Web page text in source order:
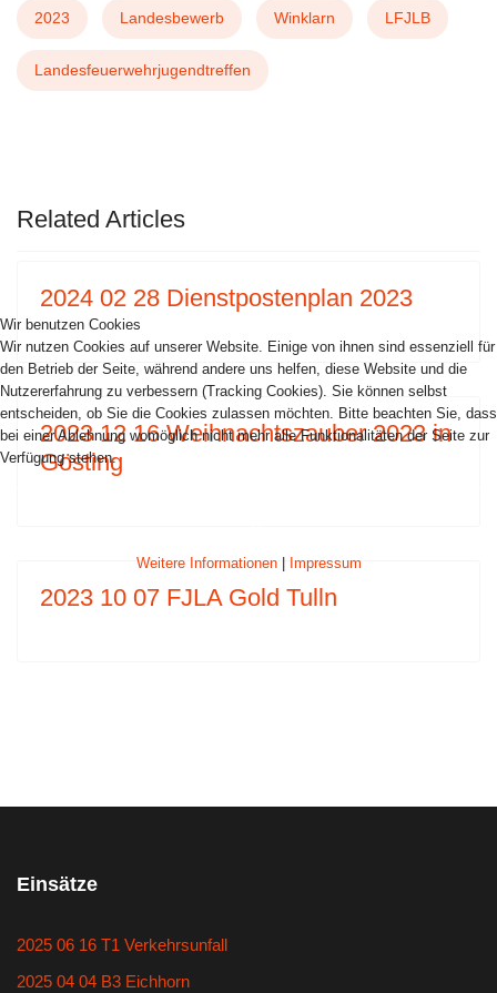
2023 Landesbewerb Winklarn LFJLB
Landesfeuerwehrjugendtreffen
Related Articles
2024 02 28 Dienstpostenplan 2023
2023 12 16 Weihnachtszauber 2023 in
Gösting
2023 10 07 FJLA Gold Tulln
Einsätze
2025 06 16 T1 Verkehrsunfall
2025 04 04 B3 Eichhorn
Wir benutzen Cookies
Wir nutzen Cookies auf unserer Website. Einige von ihnen sind essenziell für
den Betrieb der Seite, während andere uns helfen, diese Website und die
Nutzererfahrung zu verbessern (Tracking Cookies). Sie können selbst
entscheiden, ob Sie die Cookies zulassen möchten. Bitte beachten Sie, dass
bei einer Ablehnung womöglich nicht mehr alle Funktionalitäten der Seite zur
Verfügung stehen.
Weitere Informationen| Impressum